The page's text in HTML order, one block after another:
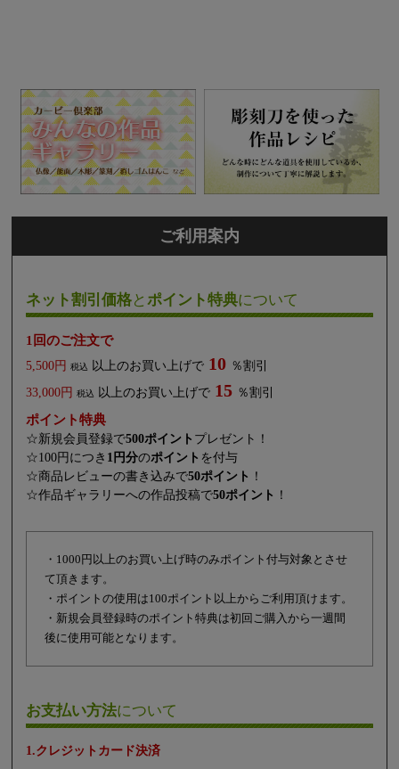
ご利用案内
ネット割引価格とポイント特典について
1回のご注文で
5,500円 税込 以上のお買い上げで 10 ％割引
33,000円
税込 以上のお買い上げで 15 ％割引
ポイント特典
☆新規会員登録で500ポイント プレゼント！
☆100円につき 1円分のポイント を付与
☆商品レビューの書き込みで50ポイント ！
☆作品ギャラリーへの作品投稿で50ポイント ！
・1000円以上のお買い上げ時のみポイント付与対象とさせ
て頂きます。
・ポイントの使用は100ポイント以上からご利用頂けます。
・新規会員登録時のポイント特典は初回ご購入から一週間
後に使用可能となります。
お支払い方法について
1.クレジットカード決済